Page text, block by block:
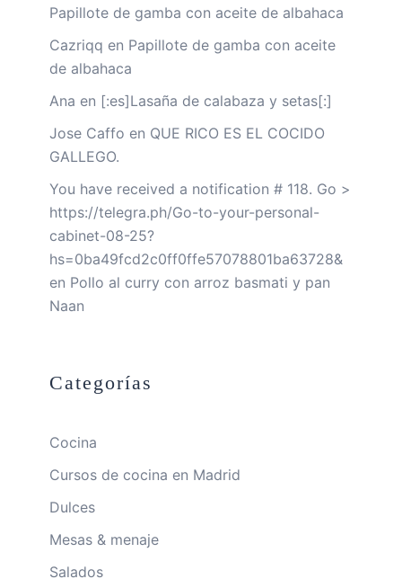
Papillote de gamba con aceite de albahaca
Cazriqq en Papillote de gamba con aceite
de albahaca
Ana en [:es]Lasaña de calabaza y setas[:]
Jose Caffo en QUE RICO ES EL COCIDO
GALLEGO.
You have received a notification # 118. Go >
https://telegra.ph/Go-to-your-personal-
cabinet-08-25?
hs=0ba49fcd2c0ff0ffe57078801ba63728&
en Pollo al curry con arroz basmati y pan
Naan
Categorías
Cocina
Cursos de cocina en Madrid
Dulces
Mesas & menaje
Salados